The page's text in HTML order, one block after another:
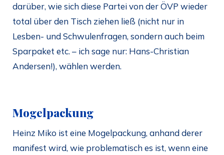
darüber, wie sich diese Partei von der ÖVP wieder
total über den Tisch ziehen ließ (nicht nur in
Lesben- und Schwulenfragen, sondern auch beim
Sparpaket etc. – ich sage nur: Hans-Christian
Andersen!), wählen werden.
Mogelpackung
Heinz Miko ist eine Mogelpackung, anhand derer
manifest wird, wie problematisch es ist, wenn eine